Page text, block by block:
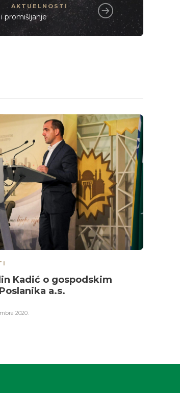
AKTUELNOSTI
promišljanje
Kadić o gospodskim
a.s.
2020.